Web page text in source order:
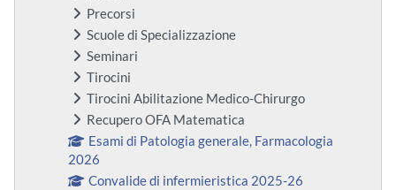
Precorsi
Scuole di Specializzazione
Seminari
Tirocini
Tirocini Abilitazione Medico-Chirurgo
Recupero OFA Matematica
Esami di Patologia generale, Farmacologia
2026
Convalide di infermieristica 2025-26